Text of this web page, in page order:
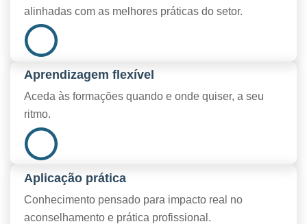
alinhadas com as melhores práticas do setor.
Aprendizagem flexível
Aceda às formações quando e onde quiser, a seu
ritmo.
Aplicação prática
Conhecimento pensado para impacto real no
aconselhamento e prática profissional.